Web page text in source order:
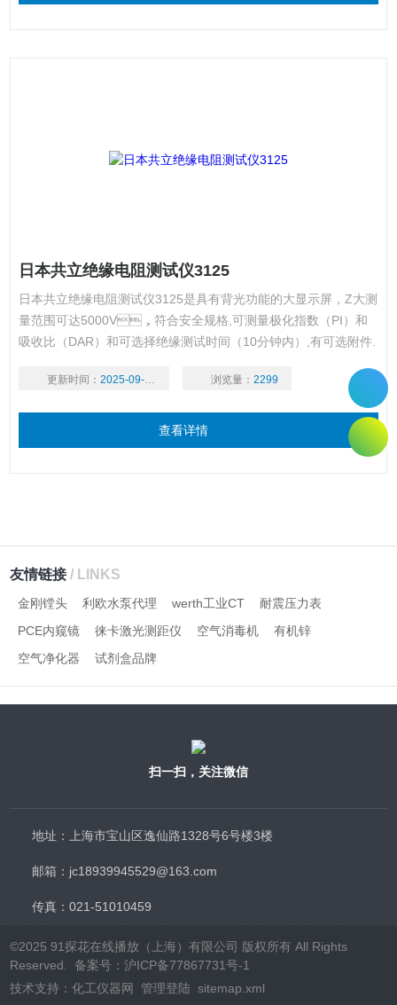
日本共立绝缘电阻测试仪3125
日本共立绝缘电阻测试仪3125是具有背光功能的大显示屏，Z大测
量范围可达5000V，符合安全规格,可测量极化指数（PI）和
吸收比（DAR）和可选择绝缘测试时间（10分钟内）,有可选附件.
更新时间： 2025-09-16 浏览量： 2299
查看详情
友情链接/ LINKS
金刚镗头 利欧水泵代理 werth工业CT
耐震压力表
PCE内窥镜
徕卡激光测距仪 空气消毒机
有机锌
空气净化器
试剂盒品牌
扫一扫，关注微信
地址：上海市宝山区逸仙路1328号6号楼3楼
邮箱：jc18939945529@163.com
传真：021-51010459
©2025 91探花在线播放（上海）有限公司 版权所有 All Rights
Reserved. 备案号：沪ICP备77867731号-1
技术支持：化工仪器网 管理登陆 sitemap.xml